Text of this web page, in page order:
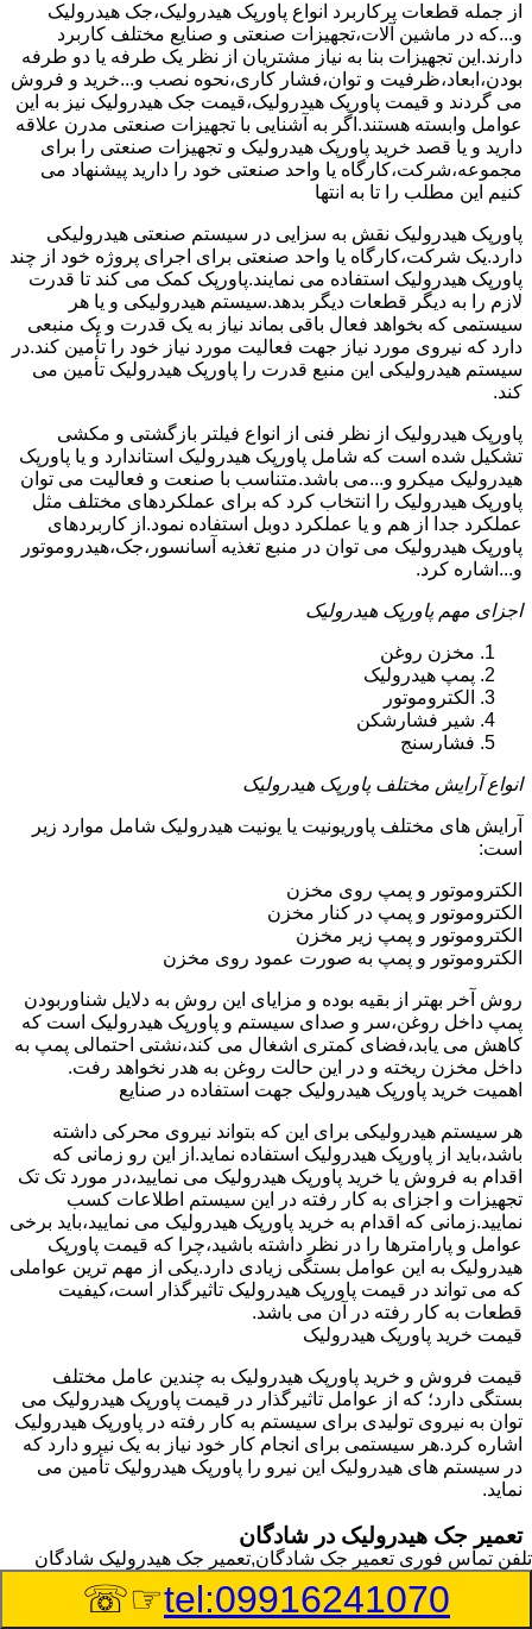
از جمله قطعات پرکاربرد انواع پاورپک هیدرولیک،جک هیدرولیک
و...که در ماشین آلات،تجهیزات صنعتی و صنایع مختلف کاربرد
دارند.این تجهیزات بنا به نیاز مشتریان از نظر یک طرفه یا دو طرفه
بودن،ابعاد،ظرفیت و توان،فشار کاری،نحوه نصب و...خرید و فروش
می گردند و قیمت پاورپک هیدرولیک،قیمت جک هیدرولیک نیز به این
عوامل وابسته هستند.اگر به آشنایی با تجهیزات صنعتی مدرن علاقه
دارید و یا قصد خرید پاورپک هیدرولیک و تجهیزات صنعتی را برای
مجموعه،شرکت،کارگاه یا واحد صنعتی خود را دارید پیشنهاد می
کنیم این مطلب را تا به انتها
پاورپک هیدرولیک نقش به سزایی در سیستم صنعتی هیدرولیکی
دارد.یک شرکت،کارگاه یا واحد صنعتی برای اجرای پروژه خود از چند
پاورپک هیدرولیک استفاده می نمایند.پاورپک کمک می کند تا قدرت
لازم را به دیگر قطعات دیگر بدهد.سیستم هیدرولیکی و یا هر
سیستمی که بخواهد فعال باقی بماند نیاز به یک قدرت و یک منبعی
دارد که نیروی مورد نیاز جهت فعالیت مورد نیاز خود را تأمین کند.در
سیستم هیدرولیکی این منبع قدرت را پاورپک هیدرولیک تأمین می
کند.
پاورپک هیدرولیک از نظر فنی از انواع فیلتر بازگشتی و مکشی
تشکیل شده است که شامل پاورپک هیدرولیک استاندارد و یا پاورپک
هیدرولیک میکرو و...می باشد.متناسب با صنعت و فعالیت می توان
پاورپک هیدرولیک را انتخاب کرد که برای عملکردهای مختلف مثل
عملکرد جدا از هم و یا عملکرد دوبل استفاده نمود.از کاربردهای
پاورپک هیدرولیک می توان در منبع تغذیه آسانسور،جک،هیدروموتور
و...اشاره کرد.
اجزای مهم پاورپک هیدرولیک
مخزن روغن
پمپ هیدرولیک
الکتروموتور
شیر فشارشکن
فشارسنج
انواع آرایش مختلف پاورپک هیدرولیک
آرایش های مختلف پاوریونیت یا یونیت هیدرولیک شامل موارد زیر
است:
الکتروموتور و پمپ روی مخزن
الکتروموتور و پمپ در کنار مخزن
الکتروموتور و پمپ زیر مخزن
الکتروموتور و پمپ به صورت عمود روی مخزن
روش آخر بهتر از بقیه بوده و مزایای این روش به دلایل شناوربودن
پمپ داخل روغن،سر و صدای سیستم و پاورپک هیدرولیک است که
کاهش می یابد،فضای کمتری اشغال می کند،نشتی احتمالی پمپ به
داخل مخزن ریخته و در این حالت روغن به هدر نخواهد رفت.
اهمیت خرید پاورپک هیدرولیک جهت استفاده در صنایع
هر سیستم هیدرولیکی برای این که بتواند نیروی محرکی داشته
باشد،باید از پاورپک هیدرولیک استفاده نماید.از این رو زمانی که
اقدام به فروش یا خرید پاورپک هیدرولیک می نمایید،در مورد تک تک
تجهیزات و اجزای به کار رفته در این سیستم اطلاعات کسب
نمایید.زمانی که اقدام به خرید پاورپک هیدرولیک می نمایید،باید برخی
عوامل و پارامترها را در نظر داشته باشید،چرا که قیمت پاورپک
هیدرولیک به این عوامل بستگی زیادی دارد.یکی از مهم ترین عواملی
که می تواند در قیمت پاورپک هیدرولیک تاثیرگذار است،کیفیت
قطعات به کار رفته در آن می باشد.
قیمت خرید پاورپک هیدرولیک
قیمت فروش و خرید پاورپک هیدرولیک به چندین عامل مختلف
بستگی دارد؛ که از عوامل تاثیرگذار در قیمت پاورپک هیدرولیک می
توان به نیروی تولیدی برای سیستم به کار رفته در پاورپک هیدرولیک
اشاره کرد.هر سیستمی برای انجام کار خود نیاز به یک نیرو دارد که
در سیستم های هیدرولیک این نیرو را پاورپک هیدرولیک تأمین می
نماید.
تعمیر جک هیدرولیک در شادگان
وسیله‎ای که با عملکرد خود موجب بلند شدن اهرم و یا وزن سنگین
در یک قسمت می گردد را جک هیدرولیک می نامند.جک هیدرولیک
تلفن تماس فوری تعمیر جک شادگان,تعمیر جک هیدرولیک شادگان
tel:09916241070
☞☏